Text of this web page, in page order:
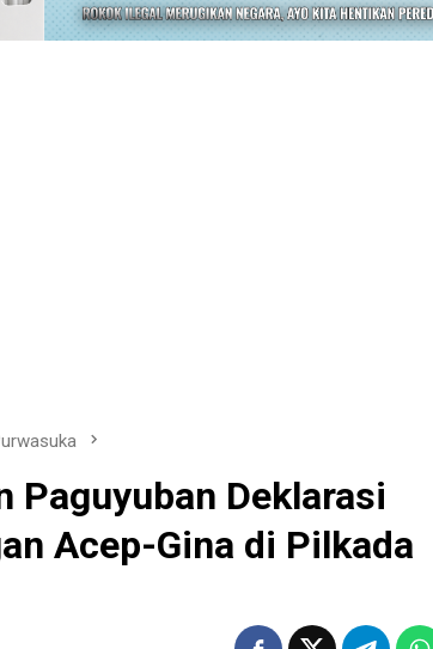
Paguyuban Deklarasi
Acep-Gina di Pilkada